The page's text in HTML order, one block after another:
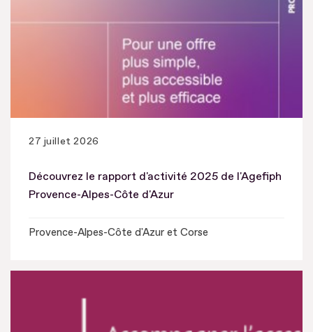
27 juillet 2026
Découvrez le rapport d'activité 2025 de l'Agefiph
Provence-Alpes-Côte d'Azur
Provence-Alpes-Côte d'Azur et Corse